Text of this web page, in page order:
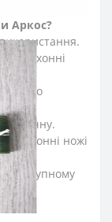
Аркос?
кухонні
або
вручну.
кухонні ножі